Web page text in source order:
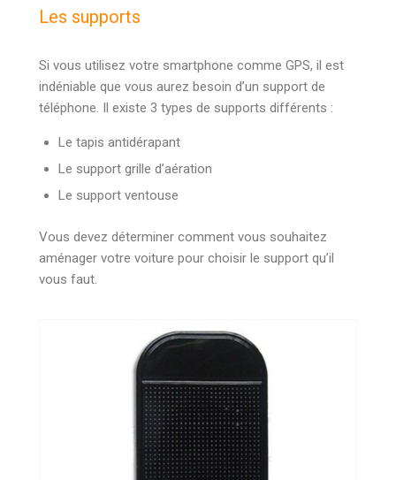
Les supports
Si vous utilisez votre smartphone comme GPS, il est
indéniable que vous aurez besoin d’un support de
téléphone. Il existe 3 types de supports différents :
Le tapis antidérapant
Le support grille d’aération
Le support ventouse
Vous devez déterminer comment vous souhaitez
aménager votre voiture pour choisir le support qu’il
vous faut.